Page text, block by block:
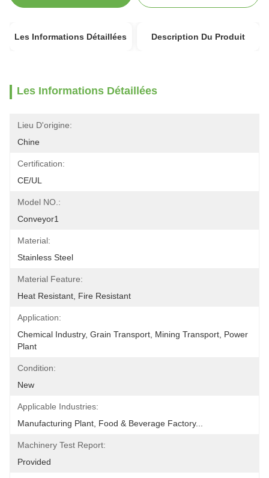
Les Informations Détaillées Description Du Produit
Les Informations Détaillées
Lieu D'origine:
Chine
Certification:
CE/UL
Model NO.:
Conveyor1
Material:
Stainless Steel
Material Feature:
Heat Resistant, Fire Resistant
Application:
Chemical Industry, Grain Transport, Mining Transport, Power
Plant
Condition:
New
Applicable Industries:
Manufacturing Plant, Food & Beverage Factory...
Machinery Test Report:
Provided